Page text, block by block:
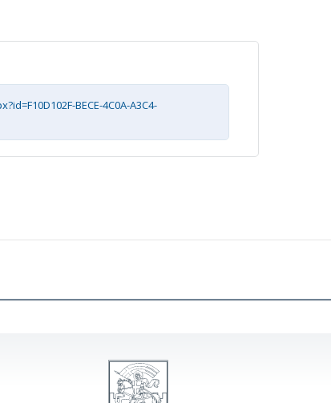
BECE-4C0A-A3C4-